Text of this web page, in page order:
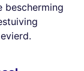
bescherming